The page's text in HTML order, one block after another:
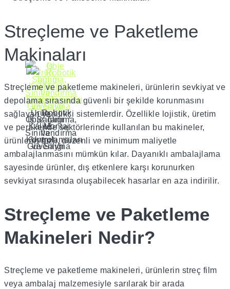
Ürün
Kalite
Kontrol
İş Sağlığı
ve
Güvenliği
Obje Tanıma,
Sınıflandırma
ve Sayma
Robotik
Montaj
Uygulamaları
Streçleme ve Paketleme
Makinaları
Streçleme ve paketleme makineleri, ürünlerin sevkiyat ve
depolama sırasında güvenli bir şekilde korunmasını
sağlayan yenilikçi sistemlerdir. Özellikle lojistik, üretim
ve perakende sektörlerinde kullanılan bu makineler,
ürünlerin hızlı, düzenli ve minimum maliyetle
ambalajlanmasını mümkün kılar. Dayanıklı ambalajlama
sayesinde ürünler, dış etkenlere karşı korunurken
sevkiyat sırasında oluşabilecek hasarlar en aza indirilir.
Streçleme ve Paketleme
Makineleri Nedir?
Streçleme ve paketleme makineleri, ürünlerin streç film
veya ambalaj malzemesiyle sarılarak bir arada